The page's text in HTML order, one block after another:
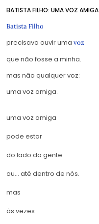
BATISTA FILHO: UMA VOZ AMIGA
Batista Filho
precisava ouvir uma voz
que não fosse a minha.
mas não qualquer voz:
uma voz amiga.
uma voz amiga
pode estar
do lado da gente
ou… até dentro de nós.
mas
às vezes